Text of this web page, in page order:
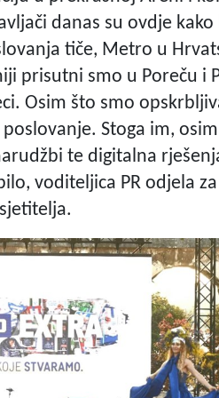
danas su ovdje
tiče, Metro u
prisutni smo u Poreču i
Osim što smo
Stoga im,
te digitalna
voditeljica PR odjela za